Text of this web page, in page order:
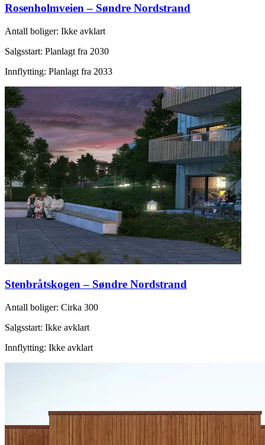
Rosenholmveien – Søndre Nordstrand
Antall boliger: Ikke avklart
Salgsstart: Planlagt fra 2030
Innflytting: Planlagt fra 2033
Stenbråtskogen – Søndre Nordstrand
Antall boliger: Cirka 300
Salgsstart: Ikke avklart
Innflytting: Ikke avklart